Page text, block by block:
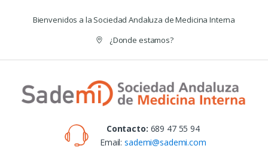
Bienvenidos a la Sociedad Andaluza de Medicina Interna
¿Donde estamos?
Contacto: 689 47 55 94
Email:sademi@sademi.com